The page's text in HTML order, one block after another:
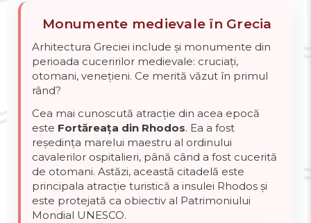
Monumente medievale în Grecia
Arhitectura Greciei include și monumente din
perioada cuceririlor medievale: cruciați,
otomani, venețieni. Ce merită văzut în primul
rând?
Cea mai cunoscută atracție din acea epocă
este Fortăreața din Rhodos. Ea a fost
reședința marelui maestru al ordinului
cavalerilor ospitalieri, până când a fost cucerită
de otomani. Astăzi, această citadelă este
principala atracție turistică a insulei Rhodos și
este protejată ca obiectiv al Patrimoniului
Mondial UNESCO.